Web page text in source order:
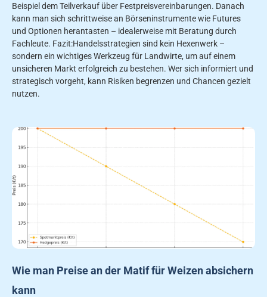
Beispiel dem Teilverkauf über Festpreisvereinbarungen. Danach
kann man sich schrittweise an Börseninstrumente wie Futures
und Optionen herantasten – idealerweise mit Beratung durch
Fachleute. Fazit:Handelsstrategien sind kein Hexenwerk –
sondern ein wichtiges Werkzeug für Landwirte, um auf einem
unsicheren Markt erfolgreich zu bestehen. Wer sich informiert und
strategisch vorgeht, kann Risiken begrenzen und Chancen gezielt
nutzen.
Wie man Preise an der Matif für Weizen absichern
kann